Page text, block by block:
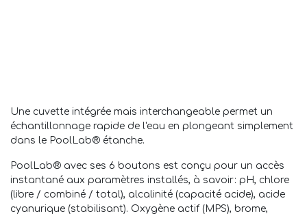
Une cuvette intégrée mais interchangeable permet un
échantillonnage rapide de l'eau en plongeant simplement
dans le PoolLab® étanche.
PoolLab® avec ses 6 boutons est conçu pour un accès
instantané aux paramètres installés, à savoir: pH, chlore
(libre / combiné / total), alcalinité (capacité acide), acide
cyanurique (stabilisant). Oxygène actif (MPS), brome,